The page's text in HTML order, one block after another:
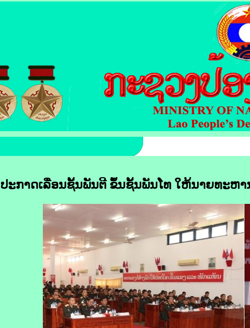
ປະກາດເລື່ອນຊັ້ນພັນຕີ ຂຶ້ນຊັ້ນພັນໂທ ໃຫ້ນາຍທະຫາ